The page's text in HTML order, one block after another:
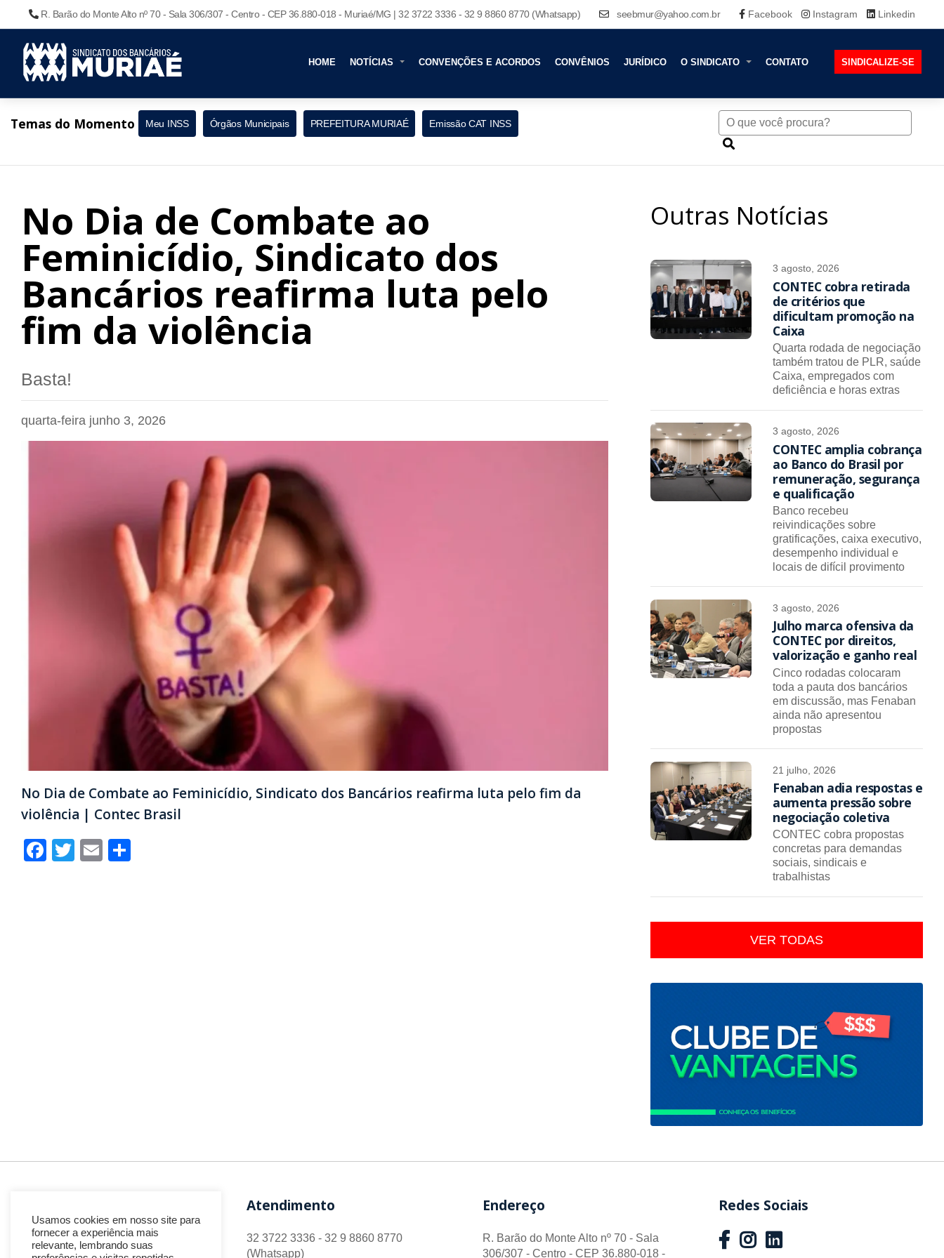
R. Barão do Monte Alto nº 70 - Sala 306/307 - Centro - CEP 36.880-018 - Muriaé/MG | 32 3722 3336 - 32 9 8860 8770 (Whatsapp) seebmur@yahoo.com.br Facebook Instagram Linkedin
HOME NOTÍCIAS CONVENÇÕES E ACORDOS CONVÊNIOS JURÍDICO O SINDICATO CONTATO SINDICALIZE-SE
Temas do Momento Meu INSS Órgãos Municipais PREFEITURA MURIAÉ Emissão CAT INSS
No Dia de Combate ao
Feminicídio, Sindicato dos
Bancários reafirma luta pelo
fim da violência
Basta!
quarta-feira junho 3, 2026
No Dia de Combate ao Feminicídio, Sindicato dos Bancários reafirma luta pelo fim da
violência | Contec Brasil
Facebook
Twitter
Email
Outras Notícias
3 agosto, 2026
CONTEC cobra retirada
de critérios que
dificultam promoção na
Caixa
Quarta rodada de negociação
também tratou de PLR, saúde
Caixa, empregados com
deficiência e horas extras
3 agosto, 2026
CONTEC amplia cobrança
ao Banco do Brasil por
remuneração, segurança
e qualificação
Banco recebeu
reivindicações sobre
gratificações, caixa executivo,
desempenho individual e
locais de difícil provimento
3 agosto, 2026
Julho marca ofensiva da
CONTEC por direitos,
valorização e ganho real
Cinco rodadas colocaram
toda a pauta dos bancários
em discussão, mas Fenaban
ainda não apresentou
propostas
21 julho, 2026
Fenaban adia respostas e
aumenta pressão sobre
negociação coletiva
CONTEC cobra propostas
concretas para demandas
sociais, sindicais e
trabalhistas
VER TODAS
Atendimento
32 3722 3336 - 32 9 8860 8770
(Whatsapp)
Endereço
R. Barão do Monte Alto nº 70 - Sala
306/307 - Centro - CEP 36.880-018 -
Redes Sociais
Usamos cookies em nosso site para
fornecer a experiência mais
relevante, lembrando suas